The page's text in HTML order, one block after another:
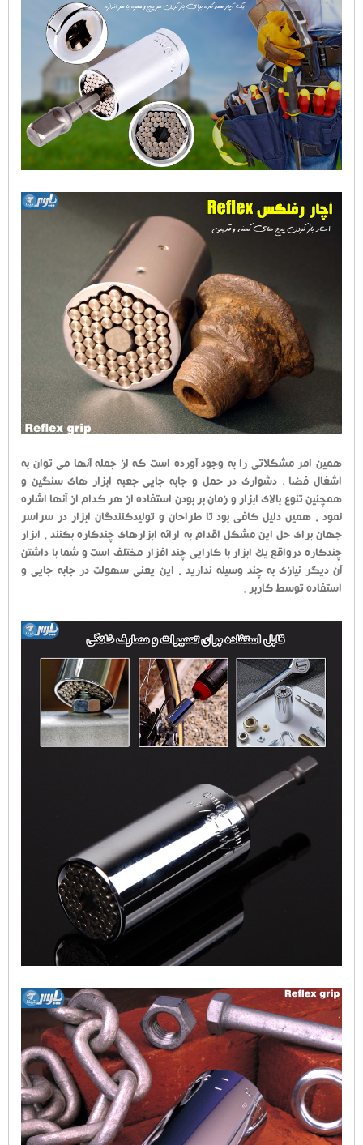
همین امر مشکلاتی را به وجود آورده است که از جمله آنها می توان به
اشغال فضا ، دشواری در حمل و جابه جایی جعبه ابزار های سنگین و
همچنین تنوع بالای ابزار و زمان بر بودن استفاده از هر کدام از آنها اشاره
نمود . همین دلیل کافی بود تا طراحان و تولیدکنندگان ابزار در سراسر
جهان برای حل این مشکل اقدام به ارائه ابزارهای چندکاره بکنند . ابزار
چندکاره درواقع یک ابزار با کارایی چند افزار مختلف است و شما با داشتن
آن دیگر نیازی به چند وسیله ندارید . این یعنی سهولت در جابه جایی و
استفاده توسط کاربر .